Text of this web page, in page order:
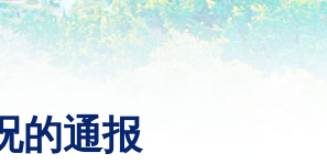
的通报